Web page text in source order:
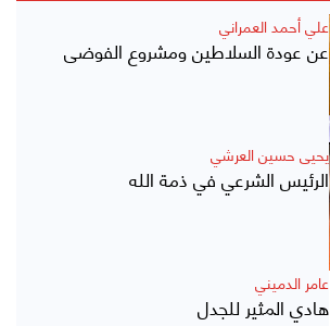
علي أحمد العمراني
عن عودة السلاطين ومشروع الفوضى
يحيى حسين العرشي
الرئيس الشرعي في ذمة الله
عامر الدميني
هادي المثير للجدل